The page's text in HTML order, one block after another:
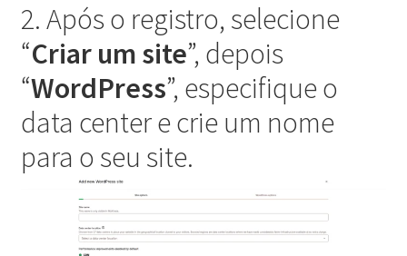
2. Após o registro, selecione
“Criar um site”, depois
“WordPress”, especifique o
data center e crie um nome
para o seu site.